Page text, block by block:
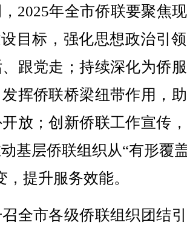
2025年全市侨联要聚焦
目标，强化思想政治引
跟党走；持续深化为侨
挥侨联桥梁纽带作用，
放；创新侨联工作宣传
基层侨联组织从“有形覆
，提升服务效能。
市各级侨联组织团结